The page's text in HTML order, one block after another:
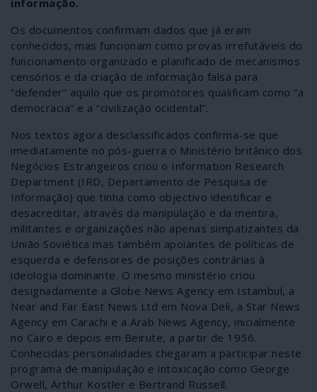
Os documentos confirmam dados que já eram
conhecidos, mas funcionam como provas irrefutáveis do
funcionamento organizado e planificado de mecanismos
censórios e da criação de informação falsa para
“defender” aquilo que os promotores qualificam como “a
democracia” e a “civilização ocidental”.
Nos textos agora desclassificados confirma-se que
imediatamente no pós-guerra o Ministério britânico dos
Negócios Estrangeiros criou o Information Research
Department (IRD, Departamento de Pesquisa de
Informação) que tinha como objectivo identificar e
desacreditar, através da manipulação e da mentira,
militantes e organizações não apenas simpatizantes da
União Soviética mas também apoiantes de políticas de
esquerda e defensores de posições contrárias à
ideologia dominante. O mesmo ministério criou
designadamente a Globe News Agency em Istambul, a
Near and Far East News Ltd em Nova Deli, a Star News
Agency em Carachi e a Arab News Agency, inicialmente
no Cairo e depois em Beirute, a partir de 1956.
Conhecidas personalidades chegaram a participar neste
programa de manipulação e intoxicação como George
Orwell, Arthur Kostler e Bertrand Russell.